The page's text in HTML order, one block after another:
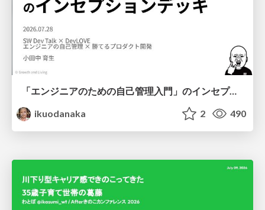
「エンジニアのための自己管理入門」のインセプションデッキ/Inception Deck of Self-Management beginner's guide book
ikuodanaka
2 490